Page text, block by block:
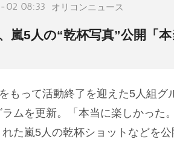
02 08:33 オリコンニュース
嵐5人の“乾杯写真”公開「
もって活動終了を迎えた5人組グ
ラムを更新。「本当に楽しかった
た嵐5人の乾杯ショットなどを公